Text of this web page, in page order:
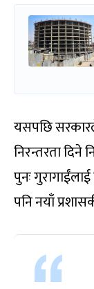
यसपछि
निरन्तरता दिने
पुनः
पनि नयाँ